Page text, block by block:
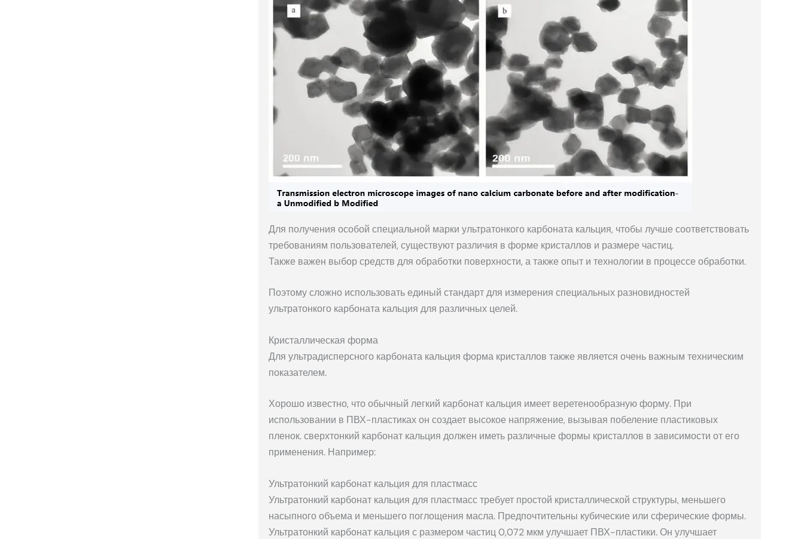
Для получения особой специальной марки ультратонкого карбоната кальция, чтобы лучше соответствовать
требованиям пользователей, существуют различия в форме кристаллов и размере частиц.
Также важен выбор средств для обработки поверхности, а также опыт и технологии в процессе обработки.
Поэтому сложно использовать единый стандарт для измерения специальных разновидностей
ультратонкого карбоната кальция для различных целей.
Кристаллическая форма
Для ультрадисперсного карбоната кальция форма кристаллов также является очень важным техническим
показателем.
Хорошо известно, что обычный легкий карбонат кальция имеет веретенообразную форму. При
использовании в ПВХ-пластиках он создает высокое напряжение, вызывая побеление пластиковых
пленок. сверхтонкий карбонат кальция должен иметь различные формы кристаллов в зависимости от его
применения. Например:
Ультратонкий карбонат кальция для пластмасс
Ультратонкий карбонат кальция для пластмасс требует простой кристаллической структуры, меньшего
насыпного объема и меньшего поглощения масла. Предпочтительны кубические или сферические формы.
Ультратонкий карбонат кальция с размером частиц 0,072 мкм улучшает ПВХ-пластики. Он улучшает